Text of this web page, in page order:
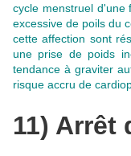
cycle menstruel d'une
excessive de poils du
cette affection sont
une prise de poids
tendance à graviter
risque accru de
11) Arrêt